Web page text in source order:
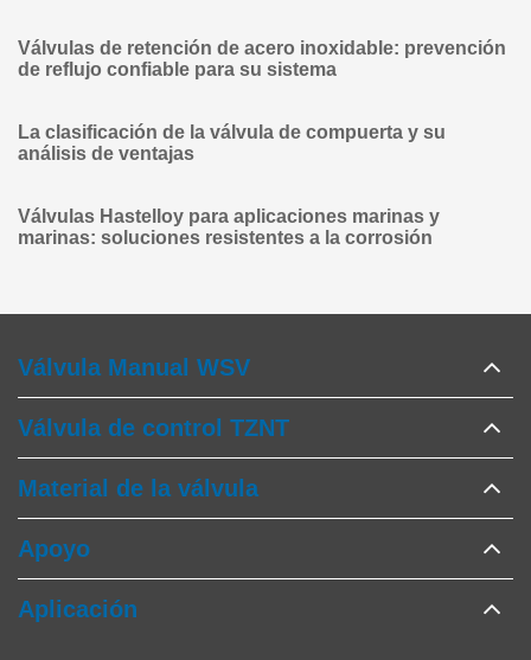
Válvulas de retención de acero inoxidable: prevención
de reflujo confiable para su sistema
La clasificación de la válvula de compuerta y su
análisis de ventajas
Válvulas Hastelloy para aplicaciones marinas y
marinas: soluciones resistentes a la corrosión
Válvula Manual WSV
Válvula de control TZNT
Material de la válvula
Apoyo
Aplicación